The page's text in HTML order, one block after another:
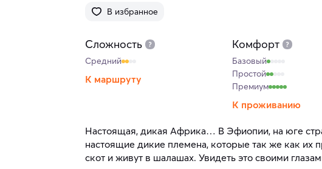
В избранное
Сложность
Средний
К маршруту
Комфорт
Базовый
Простой
Премиум
К проживанию
Настоящая, дикая Африка… В Эфиопии, на юге
настоящие дикие племена, которые так же как их
скот и живут в шалашах. Увидеть это своими